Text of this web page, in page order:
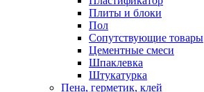
Плиты и блоки
Пол
Сопутствующие товары
Цементные смеси
Шпаклевка
Штукатурка
Пена, герметик, клей